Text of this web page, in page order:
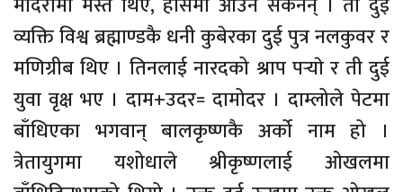
व्यक्ति विश्व ब्रह्माण्डकै धनी कुबेरका दुई पुत्र नलकुवर र
मणिग्रीब थिए । तिनलाई नारदको श्राप पर्‍याे र ती दुई
युवा वृक्ष भए । दाम+उदर= दामोदर । दाम्लोले पेटमा
बाँधिएका भगवान् बालकृष्णकै अर्को नाम हो ।
त्रेतायुगमा यशोधाले श्रीकृष्णलाई ओखलमा